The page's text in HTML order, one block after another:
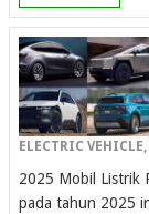
ELECTRIC VEHICLE,
2025 Mobil Listrik
pada tahun 2025